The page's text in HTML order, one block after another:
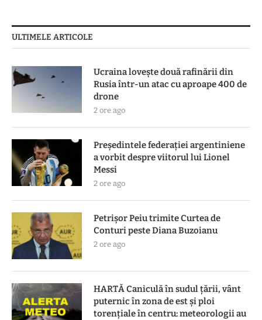
ULTIMELE ARTICOLE
Ucraina lovește două rafinării din
Rusia într-un atac cu aproape 400 de
drone
2 ore ago
Președintele federației argentiniene
a vorbit despre viitorul lui Lionel
Messi
2 ore ago
Petrișor Peiu trimite Curtea de
Conturi peste Diana Buzoianu
2 ore ago
HARTĂ Caniculă în sudul țării, vânt
puternic în zona de est și ploi
torențiale în centru: meteorologii au